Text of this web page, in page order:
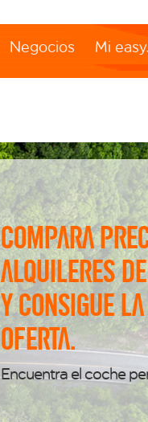
Negocios Mi
Compara
alquileres
y consigue
oferta.
Encuentra el coche